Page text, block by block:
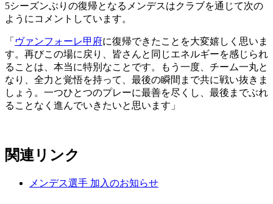
5シーズンぶりの復帰となるメンデスはクラブを通じて次の
ようにコメントしています。
「 ヴァンフォーレ甲府に復帰できたことを大変嬉しく思いま
す。再びこの場に戻り、皆さんと同じエネルギーを感じられ
ることは、本当に特別なことです。もう一度、チーム一丸と
なり、全力と覚悟を持って、最後の瞬間まで共に戦い抜きま
しょう。一つひとつのプレーに最善を尽くし、最後までぶれ
ることなく進んでいきたいと思います」
関連リンク
メンデス選手 加入のお知らせ